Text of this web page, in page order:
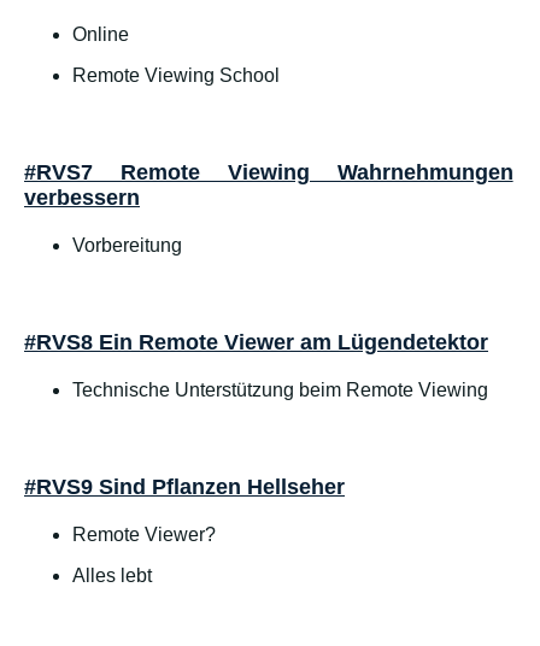
Online
Remote Viewing School
#RVS7 Remote Viewing Wahrnehmungen
verbessern
Vorbereitung
#RVS8 Ein Remote Viewer am Lügendetektor
Technische Unterstützung beim Remote Viewing
#RVS9 Sind Pflanzen Hellseher
Remote Viewer?
Alles lebt